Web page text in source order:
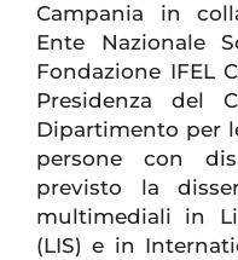
Campania in
Ente Nazionale
Fondazione IFEL
Presidenza del
Dipartimento per
persone con
previsto la
multimediali in
(LIS) e in